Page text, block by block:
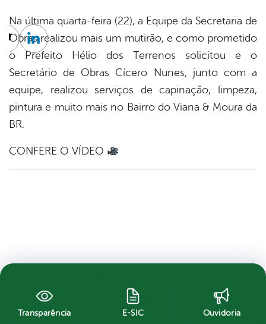
Na última quarta-feira (22), a Equipe da Secretaria de
Obras realizou mais um mutirão, e como prometido
o Prefeito Hélio dos Terrenos solicitou e o
Secretário de Obras Cícero Nunes, junto com a
equipe, realizou serviços de capinação, limpeza,
pintura e muito mais no Bairro do Viana & Moura da
BR.
CONFERE O VÍDEO
Twitter
Linkedin
Transparência E-SIC Ouvidoria